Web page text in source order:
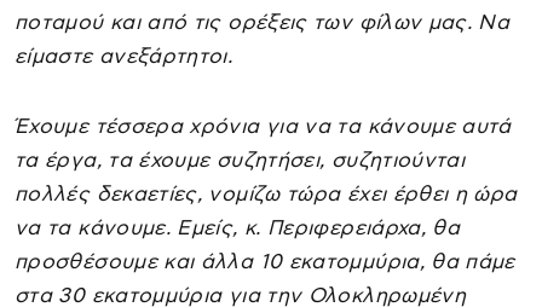
ποταμού και από τις ορέξεις των φίλων μας. Να
είμαστε ανεξάρτητοι.
Έχουμε τέσσερα χρόνια για να τα κάνουμε αυτά
τα έργα, τα έχουμε συζητήσει, συζητιούνται
πολλές δεκαετίες, νομίζω τώρα έχει έρθει η ώρα
να τα κάνουμε. Εμείς, κ. Περιφερειάρχα, θα
προσθέσουμε και άλλα 10 εκατομμύρια, θα πάμε
στα 30 εκατομμύρια για την Ολοκληρωμένη